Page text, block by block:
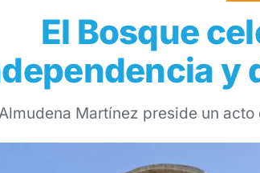
El Bosque
y
Martínez preside un